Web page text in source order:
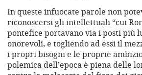
In queste infuocate parole non
riconoscersi gli intellettuali “cui
pontefice portavano via i posti più
onorevoli, e togliendo ad essi il
i propri bisogni e le proprie
polemica dell’epoca è piena delle